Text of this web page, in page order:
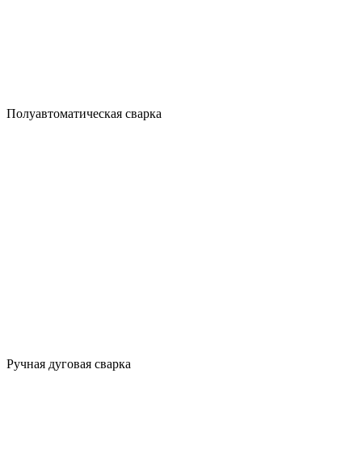
Полуавтоматическая сварка
Ручная дуговая сварка